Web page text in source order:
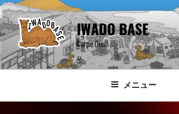
コ
ン
テ
ン
ツ
IWADO BASE
Carpe Diem
メニュー